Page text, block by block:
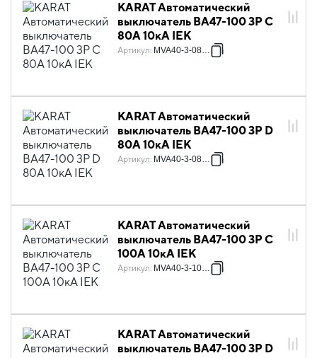
KARAT Автоматический
выключатель ВА47-100 3P C
80А 10кА IEK
Артикул: MVA40-3-080-C
KARAT Автоматический
выключатель ВА47-100 3P D
80А 10кА IEK
Артикул: MVA40-3-080-D
KARAT Автоматический
выключатель ВА47-100 3P C
100А 10кА IEK
Артикул: MVA40-3-100-C
KARAT Автоматический
выключатель ВА47-100 3P D